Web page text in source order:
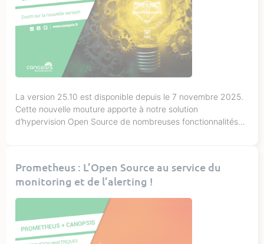
La version 25.10 est disponible depuis le 7 novembre 2025.
Cette nouvelle mouture apporte à notre solution
d’hypervision Open Source de nombreuses fonctionnalités
données devient plus simple. Vitesse, clarté et […]
Prometheus : L’Open Source au service du
monitoring et de l’alerting !